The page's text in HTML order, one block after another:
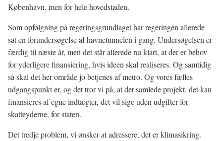
København, men for hele hovedstaden.
Som opfølgning på regeringsgrundlaget har regeringen allerede
sat en forundersøgelse af havnetunnelen i gang. Undersøgelsen er
færdig til næste år, men det står allerede nu klart, at der er behov
for yderligere finansiering, hvis ideen skal realiseres. Og samtidig
så skal det her område jo betjenes af metro. Og vores fælles
udgangspunkt er, og det tror vi på, at det samlede projekt, det kan
finansieres af egne indtægter, det vil sige uden udgifter for
skatteyderne, for staten.
Det tredje problem, vi ønsker at adressere, det er klimasikring.